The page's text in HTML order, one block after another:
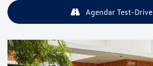
Agendar Test-Drive